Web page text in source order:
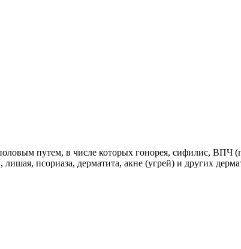
путем, в числе которых гонорея, сифилис, ВПЧ
псориаза, дерматита, акне (угрей) и других